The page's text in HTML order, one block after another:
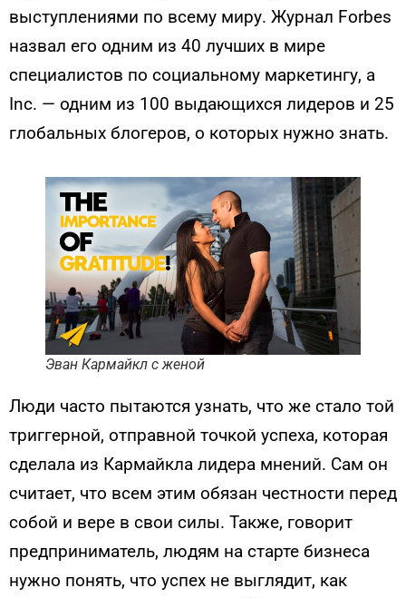
выступлениями по всему миру. Журнал Forbes
назвал его одним из 40 лучших в мире
специалистов по социальному маркетингу, а
Inc. — одним из 100 выдающихся лидеров и 25
глобальных блогеров, о которых нужно знать.
Эван Кармайкл с женой
Люди часто пытаются узнать, что же стало той
триггерной, отправной точкой успеха, которая
сделала из Кармайкла лидера мнений. Сам он
считает, что всем этим обязан честности перед
собой и вере в свои силы. Также, говорит
предприниматель, людям на старте бизнеса
нужно понять, что успех не выглядит, как